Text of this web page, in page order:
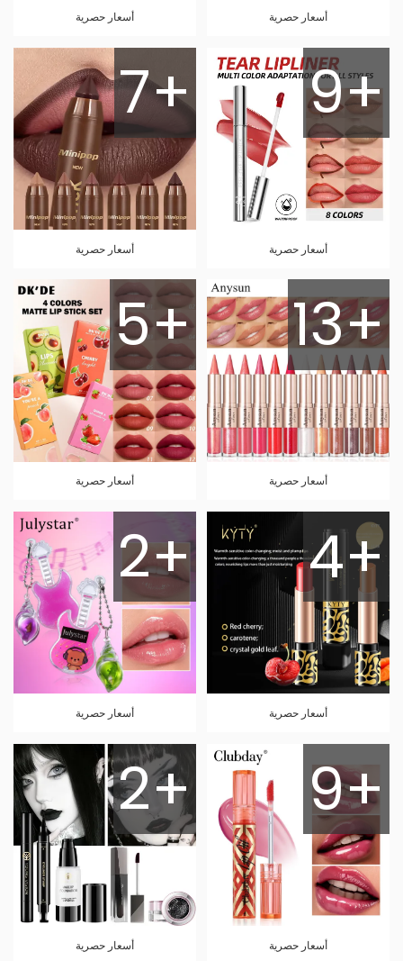
أسعار حصرية أسعار حصرية
9+
أسعار حصرية
7+
أسعار حصرية
13+
أسعار حصرية
5+
أسعار حصرية
4+
أسعار حصرية
2+
أسعار حصرية
9+
أسعار حصرية
2+
أسعار حصرية